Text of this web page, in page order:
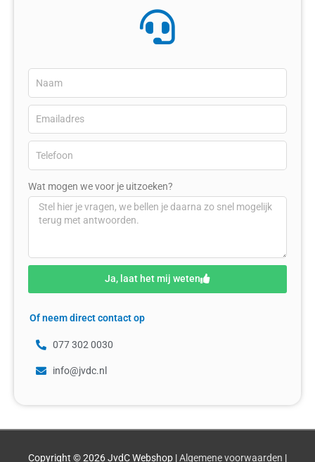
Wat mogen we voor je uitzoeken?
Ja, laat het mij weten
Of neem direct contact op
077 302 0030
info@jvdc.nl
Copyright © 2026JvdC Webshop |Algemene voorwaarden |